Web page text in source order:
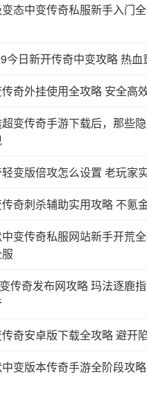
态中变传奇私服新手入门
今日新开传奇中变攻略 热
奇外挂使用全攻略 安全高
变传奇手游下载后，那些
变版倍攻怎么设置 老玩家
奇刺杀辅助实用攻略 不氪
变传奇私服网站新手开荒
传奇发布网攻略 玛法逐鹿
奇安卓版下载全攻略 避开
变版本传奇手游全阶段攻